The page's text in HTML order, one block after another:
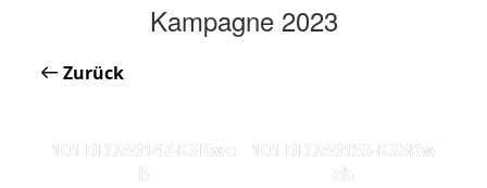
Kampagne 2023
Zurück
101 DD7A0147-KSKwe
b
101 DD7A0153-KS5Kw
eb